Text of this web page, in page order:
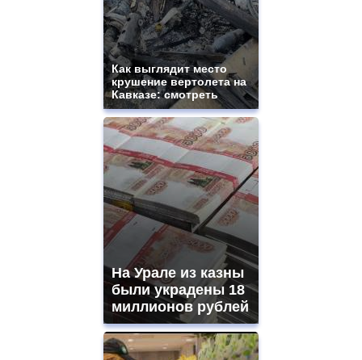
Как выглядит место
крушение вертолета на
Кавказе: смотреть
На Урале из казны
были украдены 18
миллионов рублей